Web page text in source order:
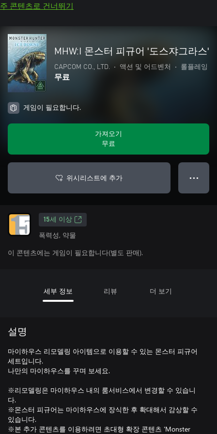
주 콘텐츠로 건너뛰기
MHW:I 몬스터 피규어 '도스쟈그라스'
CAPCOM CO., LTD. • 액션 및 어드벤처 • 롤플레잉
무료
게임이 필요합니다.
가져오기
무료
위시리스트에 추가 ● ● ●
15세 이상
폭력성, 약물
이 콘텐츠에는 게임이 필요합니다(별도 판매).
세부 정보 리뷰 더 보기
설명
마이하우스 리모델링 아이템으로 이용할 수 있는 몬스터 피규어
세트입니다.
나만의 마이하우스를 꾸며 보세요.
※리모델링은 마이하우스 내의 룸서비스에서 변경할 수 있습니
다.
※몬스터 피규어는 마이하우스에 장식한 후 확대해서 감상할 수
있습니다.
※본 추가 콘텐츠를 이용하려면 초대형 확장 콘텐츠 'Monster